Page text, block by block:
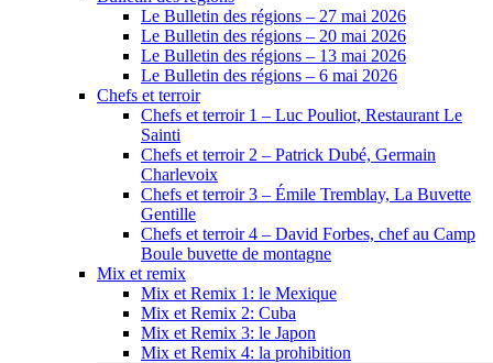
Le Bulletin des régions – 27 mai 2026
Le Bulletin des régions – 20 mai 2026
Le Bulletin des régions – 13 mai 2026
Le Bulletin des régions – 6 mai 2026
Chefs et terroir
Chefs et terroir 1 – Luc Pouliot, Restaurant Le
Sainti
Chefs et terroir 2 – Patrick Dubé, Germain
Charlevoix
Chefs et terroir 3 – Émile Tremblay, La Buvette
Gentille
Chefs et terroir 4 – David Forbes, chef au Camp
Boule buvette de montagne
Mix et remix
Mix et Remix 1: le Mexique
Mix et Remix 2: Cuba
Mix et Remix 3: le Japon
Mix et Remix 4: la prohibition